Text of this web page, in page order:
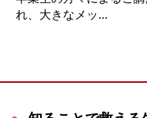
れ、大きなメッ...